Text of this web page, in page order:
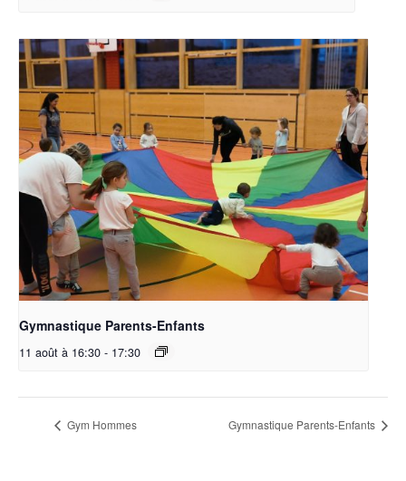
Gymnastique Parents-Enfants
11 août à 16:30 - 17:30
Gym Hommes Gymnastique Parents-Enfants